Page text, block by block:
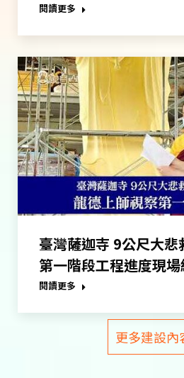
閱讀更多
臺灣薩迦寺 9公尺大悲
第一階段工程進度現
閱讀更多
更多建設內